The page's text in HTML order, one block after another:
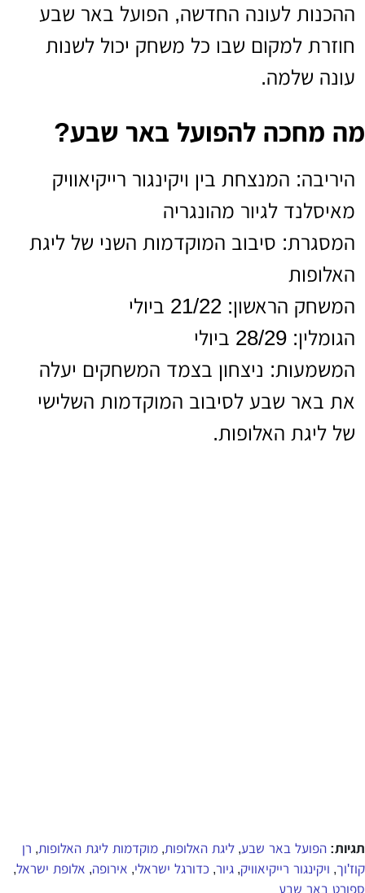
ההכנות לעונה החדשה, הפועל באר שבע
חוזרת למקום שבו כל משחק יכול לשנות
עונה שלמה.
מה מחכה להפועל באר שבע?
היריבה: המנצחת בין ויקינגור רייקיאוויק
מאיסלנד לגיור מהונגריה
המסגרת: סיבוב המוקדמות השני של ליגת
האלופות
המשחק הראשון: 21/22 ביולי
הגומלין: 28/29 ביולי
המשמעות: ניצחון בצמד המשחקים יעלה
את באר שבע לסיבוב המוקדמות השלישי
של ליגת האלופות.
תגיות: הפועל באר שבע, ליגת האלופות, מוקדמות ליגת האלופות, רן
קוז'וך, ויקינגור רייקיאוויק, גיור, כדורגל ישראלי, אירופה, אלופת ישראל,
ספורט באר שבע